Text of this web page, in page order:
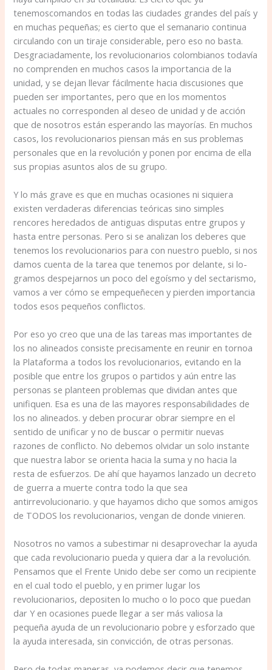
tenemoscomandos en todas las ciudades grandes del país y
en muchas pequeñas; es cierto que el semanario continua
circulando con un tiraje considerable, pero eso no basta.
Desgraciadamente, los revolucionarios colombianos todavía
no comprenden en muchos casos la importancia de la
unidad, y se dejan llevar fácilmente hacia discusiones que
pueden ser importantes, pero que en los momentos
actuales no corresponden al deseo de unidad y de acción
que de nosotros están esperando las mayorías. En mu­chos
casos, los revolucionarios piensan más en sus problemas
personales que en la revolución y ponen por encima de ella
sus propias asuntos alos de su grupo.
Y lo más grave es que en muchas ocasiones ni siquiera
existen verdaderas diferencias teóricas sino simples
rencores heredados de antiguas disputas entre grupos y
hasta entre personas. Pero si se analizan los deberes que
tenemos los revolucionarios para con nuestro pueblo, si nos
damos cuenta de la tarea que tenemos por delante, si lo­
gramos despejarnos un poco del egoísmo y del sectarismo,
vamos a ver cómo se empequeñecen y pierden importancia
todos esos pequeños conflictos.
Por eso yo creo que una de las tareas mas importantes de
los no alineados consiste precisamente en reunir en tornoa
la Plataforma a todos los revolucionarios, evitando en la
posible que entre los grupos o partidos y aún entre las
personas se planteen problemas que dividan antes que
unifiquen. Esa es una de las mayores responsabilidades de
los no alineados. y deben procurar obrar siempre en el
sentido de unificar y no de buscar o permitir nuevas
razones de conflicto. No debemos olvidar un solo instante
que nuestra labor se orienta hacia la suma y no hacia la
resta de esfuerzos. De ahí que hayamos lanzado un decreto
de guerra a muerte contra todo la que sea
antirrevolucionario. y que hayamos dicho que somos amigos
de TODOS los revolucionarios, vengan de donde vinieren.
Nosotros no vamos a subestimar ni desaprovechar la ayuda
que cada revolucionario pueda y quiera dar a la revolu­ción.
Pensamos que el Frente Unido debe ser como un recipiente
en el cual todo el pueblo, y en primer lugar los
revolucionarios, depositen lo mucho o lo poco que pue­dan
dar Y en ocasiones puede llegar a ser más valiosa la
pequeña ayuda de un revolucionario pobre y esforzado que
la ayuda interesada, sin convicción, de otras perso­nas.